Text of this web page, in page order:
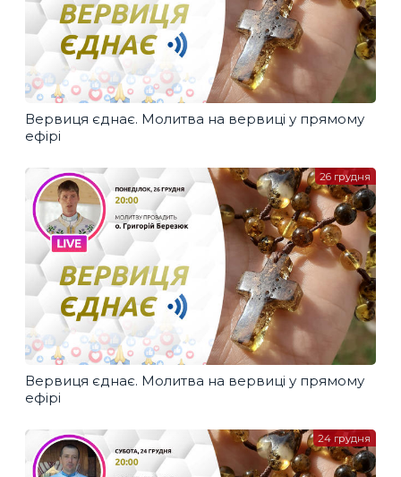
Вервиця єднає. Молитва на вервиці у прямому
ефірі
Вервиця єднає. Молитва на вервиці у прямому
ефірі
26 грудня
24 грудня